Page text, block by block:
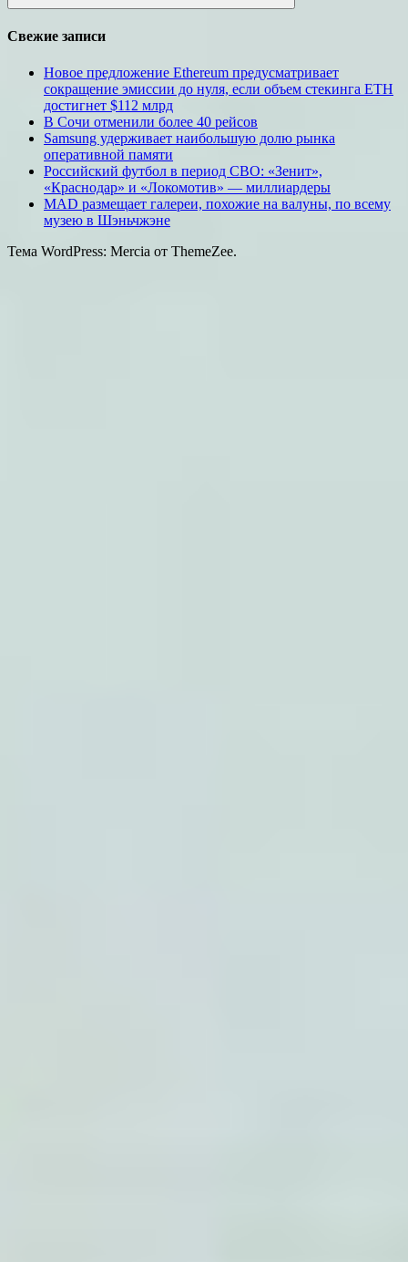
Поиск
Свежие записи
Новое предложение Ethereum предусматривает
сокращение эмиссии до нуля, если объем стекинга ETH
достигнет $112 млрд
В Сочи отменили более 40 рейсов
Samsung удерживает наибольшую долю рынка
оперативной памяти
Российский футбол в период СВО: «Зенит»,
«Краснодар» и «Локомотив» — миллиардеры
MAD размещает галереи, похожие на валуны, по всему
музею в Шэньчжэне
Тема WordPress: Mercia от ThemeZee.